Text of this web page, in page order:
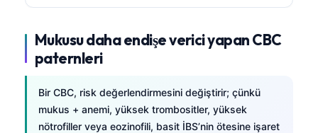
Mukusu daha endişe verici yapan CBC
paternleri
Bir CBC, risk değerlendirmesini değiştirir; çünkü
mukus + anemi, yüksek trombositler, yüksek
nötrofiller veya eozinofili, basit İBS’nin ötesine işaret
বাংলা
తెలుగు
ગુજરાતી